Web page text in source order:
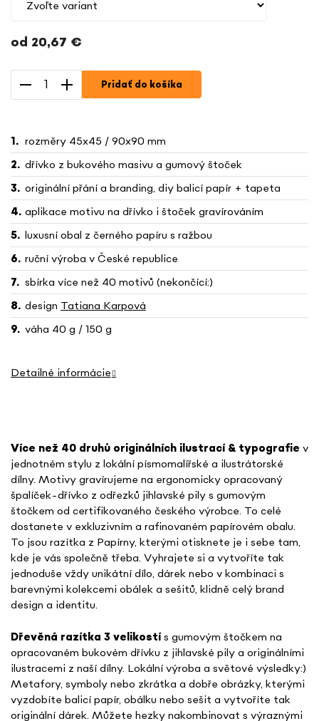
od 20,67 €
cena:
Pridať do košíka
rozměry 45x45 / 90x90 mm
dřívko z bukového masivu a gumový štoček
originální přání a branding, diy balicí papír + tapeta
aplikace motivu na dřívko i štoček gravírováním
luxusní obal z černého papíru s ražbou
ruční výroba v České republice
sbírka více než 40 motivů (nekončící:)
design Tatiana Karpová
váha 40 g / 150 g
Detailné informácie
Více než 40 druhů originálních ilustrací & typografie v
jednotném stylu z lokální písmomalířské a ilustrátorské
dílny. Motivy gravírujeme na ergonomicky opracovaný
špalíček-dřívko z odřezků jihlavské pily s gumovým
štočkem od certifikovaného českého výrobce. To celé
dostanete v exkluzivním a rafinovaném papírovém obalu.
To jsou razítka z Papírny, kterými otisknete je i sebe tam,
kde je vás společně třeba. Vyhrajete si a vytvoříte tak
jednoduše vždy unikátní dílo, dárek nebo v kombinaci s
barevnými kolekcemi obálek a sešitů, klidně celý brand
design a identitu.
Dřevěná razítka 3 velikostís gumovým štočkem na
opracovaném bukovém dřívku z jihlavské pily a originálními
ilustracemi z naší dílny. Lokální výroba a světové výsledky:)
Metafory, symboly nebo zkrátka a dobře obrázky, kterými
vyzdobíte balicí papír, obálku nebo sešit a vytvoříte tak
originální dárek. Můžete hezky nakombinovat s výraznými